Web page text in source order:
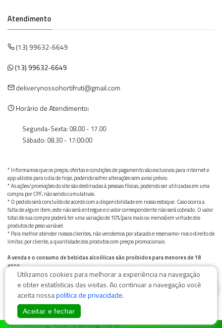
Atendimento
(13) 99632-6649
(13) 99632-6649
deliverynossohortifruti@gmail.com
Horário de Atendimento:
Segunda-Sexta: 08.00 - 17.00
Sábado: 08.30 - 17:00:00
* Informamos que os preços, ofertas e condições de pagamento são exclusivos para internet e
app válidos para o dia de hoje, podendo sofrer alterações sem aviso prévio.
* As ações/promoções do site são destinadas à pessoas físicas, podendo ser utilizadas em uma
compra por CPF, não sendo cumulativas.
* O pedido será concluído de acordo com a disponibilidade em nosso estoque. Caso ocorra a
falta de algum item, este não será entregue e o valor correspondente não será cobrado. O valor
total de sua compra poderá ter uma variação de 10% (para mais ou menos) em virtude dos
produtos de peso variável.
* Para melhor atender nossos clientes, não vendemos por atacado e reservamo-nos o direito de
limitar, por cliente, a quantidade dos produtos com preços promocionais.
A venda e o consumo de bebidas alcoólicas são proibidos para menores de 18
anos.
Bebida alcoólica pode causar dependência química e, em excesso, provoca graves males à saúde.
Beba com moderação
© Nosso Hortifruti Gonzaga / Rua Goiás 128, Bairro Gonzaga, 11050-101 -
Utilizamos cookies para melhorar a experiência na navegação
e obter estatísticas das visitas. Ao continuar a navegação você
aceita nossapolítica de privacidade.
Aceitar e fechar